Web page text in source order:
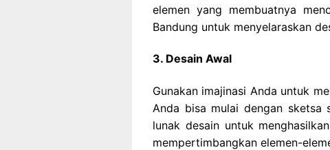
elemen yang membuatnya
Bandung untuk menyelaraskan
3. Desain Awal
Gunakan imajinasi Anda untuk
Anda bisa mulai dengan sketsa
lunak desain untuk
mempertimbangkan elemen-